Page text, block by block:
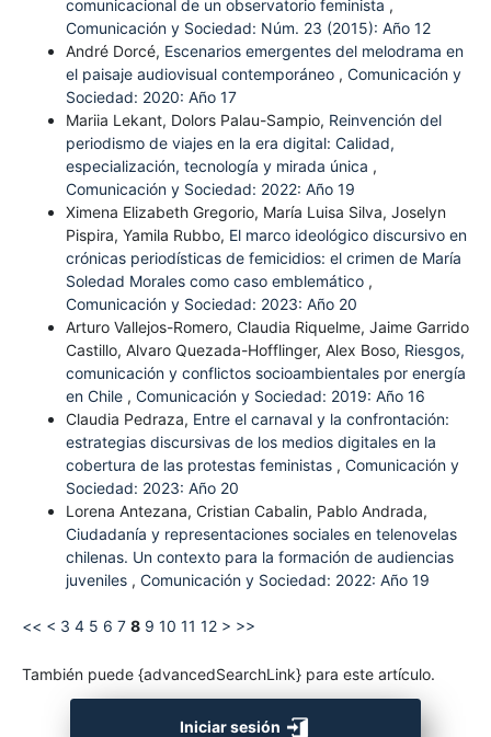
comunicacional de un observatorio feminista ,
Comunicación y Sociedad: Núm. 23 (2015): Año 12
André Dorcé, Escenarios emergentes del melodrama en
el paisaje audiovisual contemporáneo , Comunicación y
Sociedad: 2020: Año 17
Mariia Lekant, Dolors Palau-Sampio, Reinvención del
periodismo de viajes en la era digital: Calidad,
especialización, tecnología y mirada única ,
Comunicación y Sociedad: 2022: Año 19
Ximena Elizabeth Gregorio, María Luisa Silva, Joselyn
Pispira, Yamila Rubbo, El marco ideológico discursivo en
crónicas periodísticas de femicidios: el crimen de María
Soledad Morales como caso emblemático ,
Comunicación y Sociedad: 2023: Año 20
Arturo Vallejos-Romero, Claudia Riquelme, Jaime Garrido
Castillo, Alvaro Quezada-Hofflinger, Alex Boso, Riesgos,
comunicación y conflictos socioambientales por energía
en Chile , Comunicación y Sociedad: 2019: Año 16
Claudia Pedraza, Entre el carnaval y la confrontación:
estrategias discursivas de los medios digitales en la
cobertura de las protestas feministas , Comunicación y
Sociedad: 2023: Año 20
Lorena Antezana, Cristian Cabalin, Pablo Andrada,
Ciudadanía y representaciones sociales en telenovelas
chilenas. Un contexto para la formación de audiencias
juveniles , Comunicación y Sociedad: 2022: Año 19
<< < 3 4 5 6 7 8 9 10 11 12 > >>
También puede {advancedSearchLink} para este artículo.
Iniciar sesión